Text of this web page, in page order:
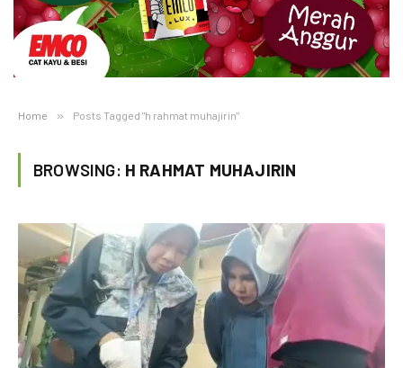
Home » Posts Tagged "h rahmat muhajirin"
BROWSING: H RAHMAT MUHAJIRIN